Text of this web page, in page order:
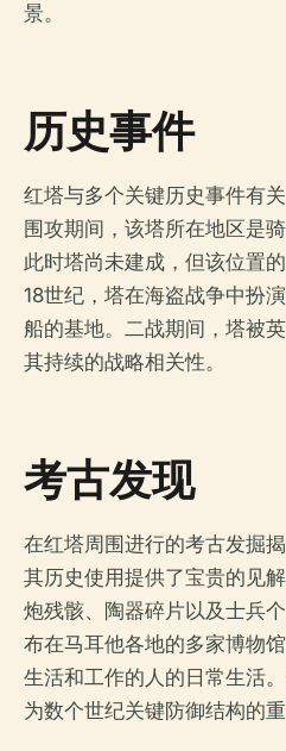
景。
历史事件
红塔与多个关键历史事件有
围攻期间，该塔所在地区是
此时塔尚未建成，但该位置
18世纪，塔在海盗战争中扮
船的基地。二战期间，塔被
其持续的战略相关性。
考古发现
在红塔周围进行的考古发掘
其历史使用提供了宝贵的见
炮残骸、陶器碎片以及士兵
布在马耳他各地的多家博物
生活和工作的人的日常生活
为数个世纪关键防御结构的重